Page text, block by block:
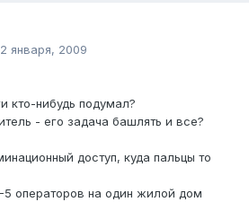
января, 2009
кто-нибудь подумал?
- его задача башлять и все?
доступ, куда пальцы то
5 операторов на один жилой дом